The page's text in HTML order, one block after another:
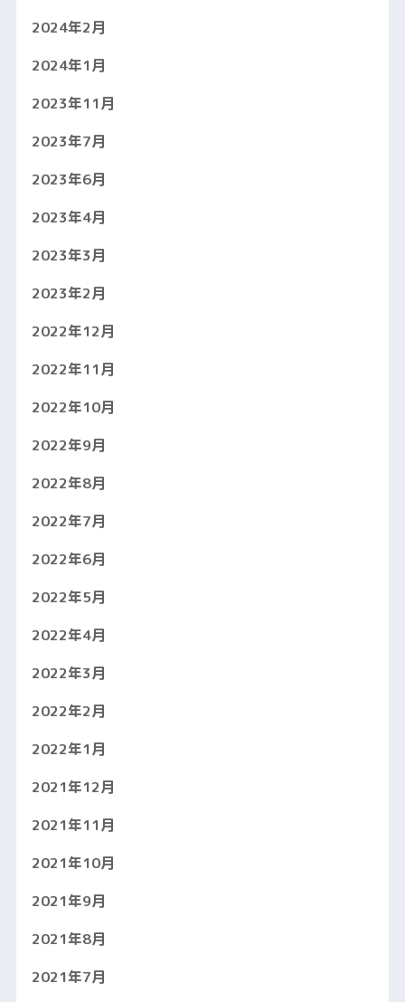
2024年2月
2024年1月
2023年11月
2023年7月
2023年6月
2023年4月
2023年3月
2023年2月
2022年12月
2022年11月
2022年10月
2022年9月
2022年8月
2022年7月
2022年6月
2022年5月
2022年4月
2022年3月
2022年2月
2022年1月
2021年12月
2021年11月
2021年10月
2021年9月
2021年8月
2021年7月